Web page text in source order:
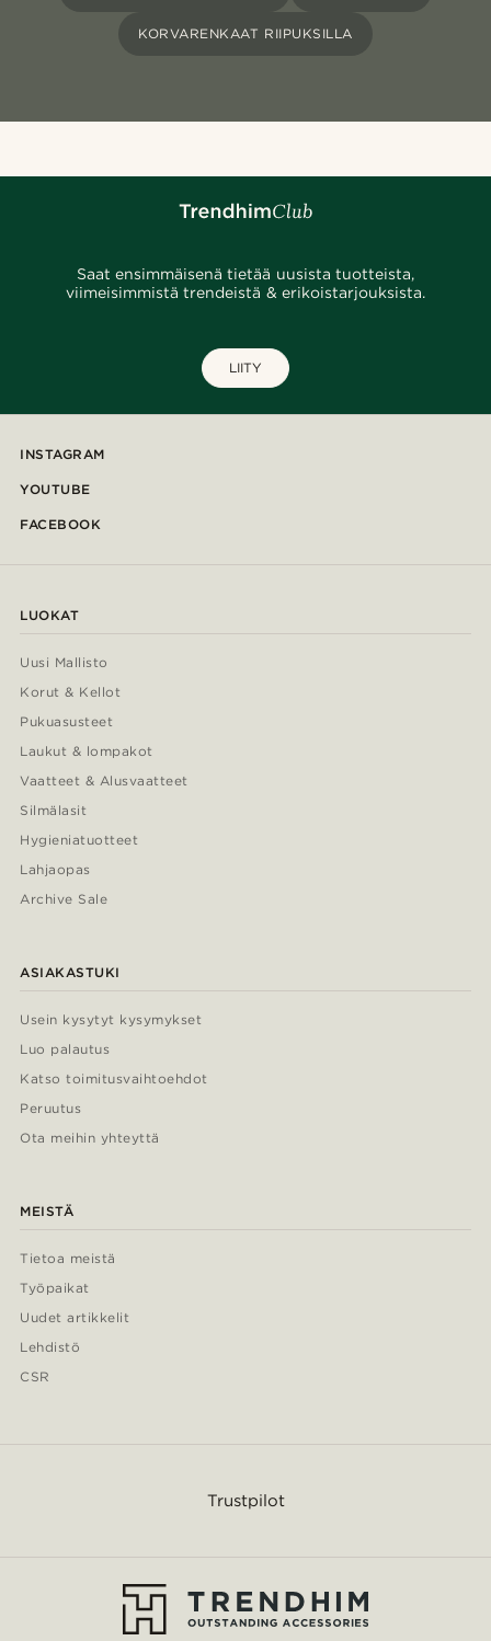
KORVARENKAAT RIIPUKSILLA
Saat ensimmäisenä tietää uusista tuotteista,
viimeisimmistä trendeistä & erikoistarjouksista.
LIITY
INSTAGRAM
YOUTUBE
FACEBOOK
LUOKAT
Uusi Mallisto
Korut & Kellot
Pukuasusteet
Laukut & lompakot
Vaatteet & Alusvaatteet
Silmälasit
Hygieniatuotteet
Lahjaopas
Archive Sale
ASIAKASTUKI
Usein kysytyt kysymykset
Luo palautus
Katso toimitusvaihtoehdot
Peruutus
Ota meihin yhteyttä
MEISTÄ
Tietoa meistä
Työpaikat
Uudet artikkelit
Lehdistö
CSR
Trustpilot